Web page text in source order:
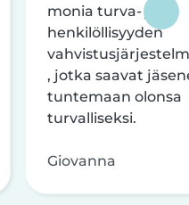
monia turva- ja
henkilöllisyyden
, jotka saavat
tuntemaan olonsa
turvalliseksi.
Giovanna